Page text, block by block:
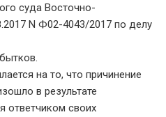
суда Восточно-
N Ф02-4043/2017 по делу
на то, что причинение
в результате
ответчиком своих